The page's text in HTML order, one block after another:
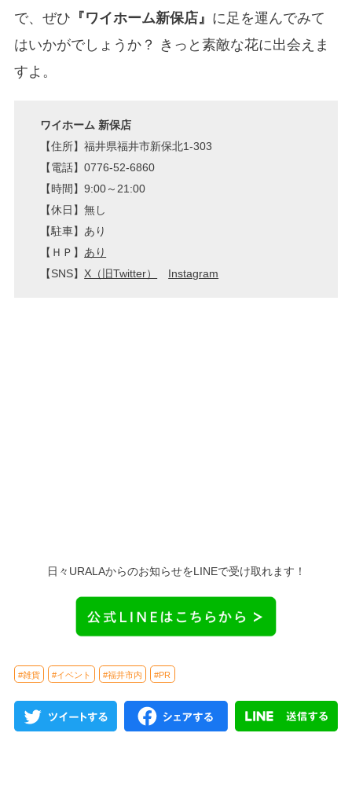
で、ぜひ 『ワイホーム新保店』 に足を運んでみて
はいかがでしょうか？ きっと素敵な花に出会えま
すよ。
ワイホーム 新保店
【住所】福井県福井市新保北1-303
【電話】0776-52-6860
【時間】9:00～21:00
【休日】無し
【駐車】あり
【ＨＰ】 あり
【SNS】 X（旧Twitter） Instagram
日々URALAからのお知らせをLINEで受け取れます！
#雑貨 #イベント #福井市内 #PR